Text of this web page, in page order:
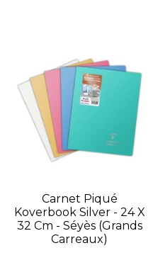
Carnet Piqué
Koverbook Silver - 24 X
32 Cm - Séyès (grands
Carreaux)